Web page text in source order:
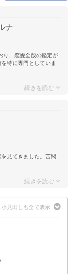
ナ
り、恋愛全般の鑑定が
特に専門としていま
見てきました。苦悶